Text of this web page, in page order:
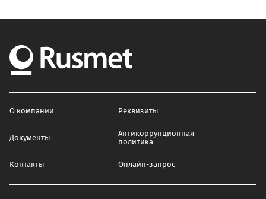
О компании Реквизиты
Документы
Антикоррупционная
политика
Контакты Онлайн-запрос